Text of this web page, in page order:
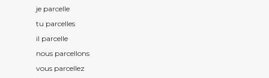
je parcelle
tu parcelles
il parcelle
nous parcellons
vous parcellez